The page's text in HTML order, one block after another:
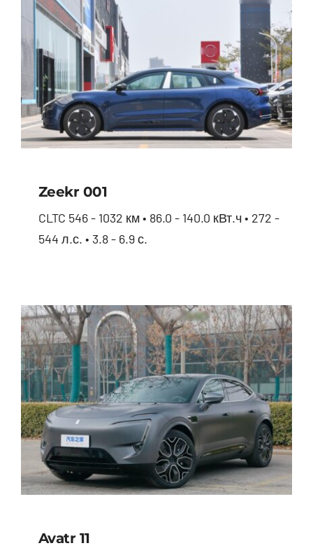
Zeekr 001
CLTC 546 - 1032 км • 86.0 - 140.0 кВт.ч • 272 -
544 л.с. • 3.8 - 6.9 с.
Avatr 11